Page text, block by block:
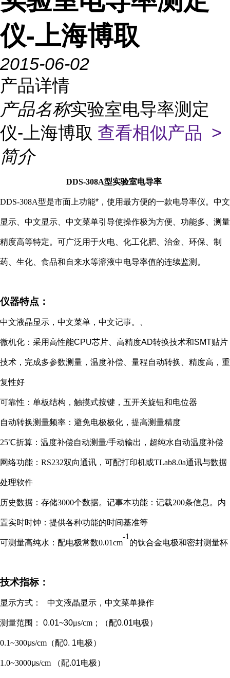
仪-上海博取
2015-06-02
产品详情
产品名称实验室电导率测定
仪-上海博取 查看相似产品 >
简介
DDS-308A型实验室电导率
DDS-308A型是市面上功能*，使用最方便的一款电导率仪。中文
显示、中文显示、中文菜单引导使操作极为方便、功能多、测量
精度高等特定。可广泛用于火电、化工化肥、治金、环保、制
药、生化、食品和自来水等溶液中电导率值的连续监测。
仪器特点：
中文液晶显示，中文菜单，中文记事。、
微机化：采用高性能CPU芯片、高精度AD转换技术和SMT贴片
技术，完成多参数测量，温度补偿、量程自动转换、精度高，重
复性好
可靠性：单板结构，触摸式按键，五开关旋钮和电位器
自动转换测量频率：避免电极极化，提高测量精度
25℃折算：温度补偿自动测量/手动输出，超纯水自动温度补偿
网络功能：RS232双向通讯，可配打印机或TLab8.0a通讯与数据
处理软件
历史数据：存储3000个数据。记事本功能：记载200条信息。内
置实时时钟：提供各种功能的时间基准等
可测量高纯水：配电极常数0.01cm
-1
的钛合金电极和密封测量杯
技术指标：
显示方式： 中文液晶显示，中文菜单操作
测量范围： 0.01~30μs/cm ；（配0.01电极）
0.1~300μs/cm （配0. 1电极）
1.0~3000μs/cm （配.01电极）